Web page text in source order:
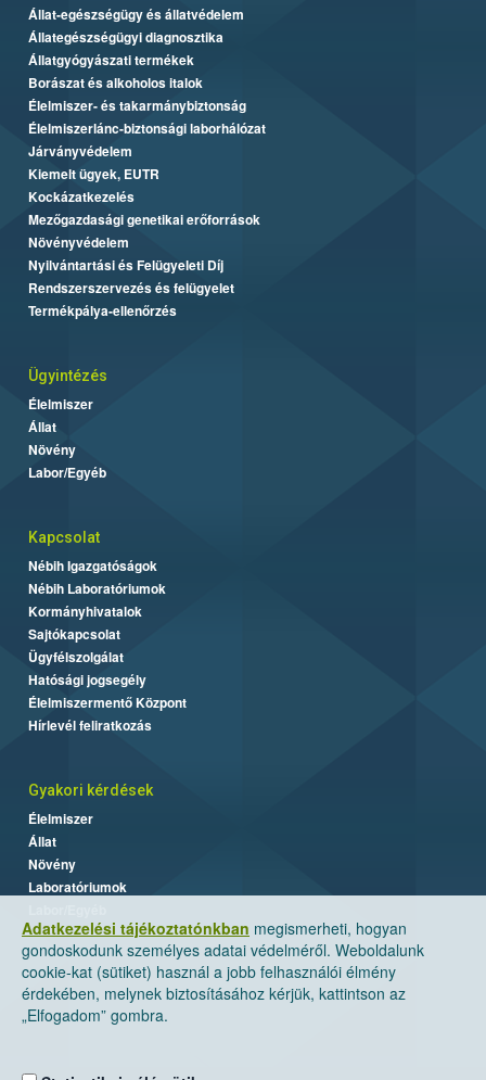
Adatkezelési tájékoztatónkban megismerheti, hogyan
gondoskodunk személyes adatai védelméről. Weboldalunk
cookie-kat (sütiket) használ a jobb felhasználói élmény
érdekében, melynek biztosításához kérjük, kattintson az
„Elfogadom” gombra.
Állat-egészségügy és állatvédelem
Állategészségügyi diagnosztika
Állatgyógyászati termékek
Borászat és alkoholos italok
Élelmiszer- és takarmánybiztonság
Élelmiszerlánc-biztonsági laborhálózat
Járványvédelem
Kiemelt ügyek, EUTR
Kockázatkezelés
Mezőgazdasági genetikai erőforrások
Növényvédelem
Nyilvántartási és Felügyeleti Díj
Rendszerszervezés és felügyelet
Termékpálya-ellenőrzés
Ügyintézés
Élelmiszer
Állat
Növény
Labor/Egyéb
Kapcsolat
Nébih Igazgatóságok
Nébih Laboratóriumok
Kormányhivatalok
Sajtókapcsolat
Ügyfélszolgálat
Hatósági jogsegély
Élelmiszermentő Központ
Hírlevél feliratkozás
Gyakori kérdések
Élelmiszer
Állat
Növény
Laboratóriumok